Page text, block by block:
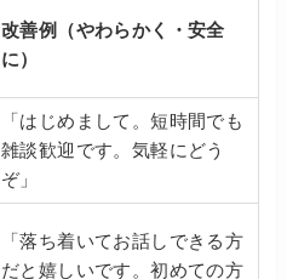
改善例（やわらかく・安全
に）
「はじめまして。短時間でも
雑談歓迎です。気軽にどう
ぞ」
「落ち着いてお話しできる方
だと嬉しいです。初めての方